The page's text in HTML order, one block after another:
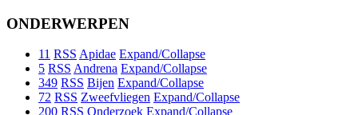
ONDERWERPEN
11 RSS Apidae Expand/Collapse
5 RSS Andrena Expand/Collapse
349 RSS Bijen Expand/Collapse
72 RSS Zweefvliegen Expand/Collapse
200 RSS Onderzoek Expand/Collapse